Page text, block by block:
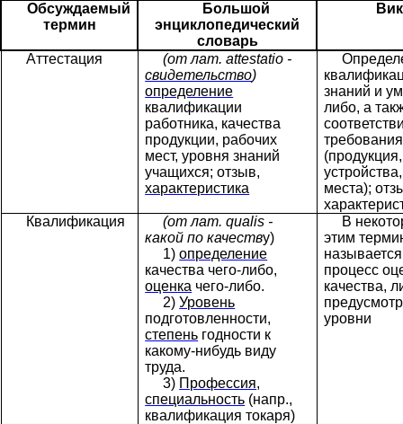
Обсуждаемый
термин
Большой
энциклопедический
словарь
Аттестация (от лат.attestatio -
свидетельство)
определение
квалификации
работника, качества
продукции, рабочих
мест, уровня знаний
учащихся; отзыв,
характеристика
знаний и
либо, а
места);
Квалификация
(от лат. qualis -
какой по качеству)
1)определение
качества чего-либо,
оценка чего-либо.
2)Уровень
подготовленности,
степень годности к
какому-нибудь виду
труда.
3) Профессия,
специальность (напр.,
квалификация токаря)
В
этим
процесс
качества,
уровни